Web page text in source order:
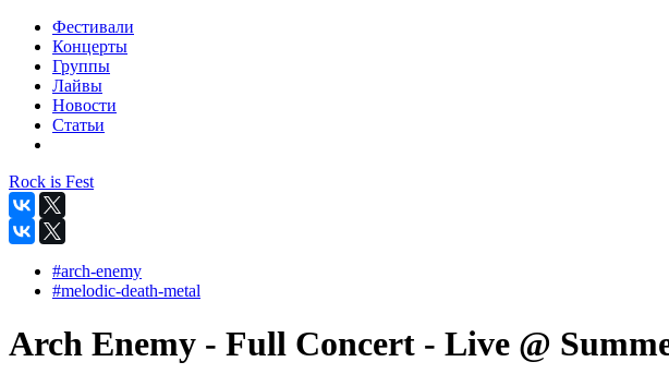
Фестивали
Концерты
Группы
Лайвы
Новости
Статьи
Rock is Fest
#arch-enemy
#melodic-death-metal
Arch Enemy - Full Concert - Live @